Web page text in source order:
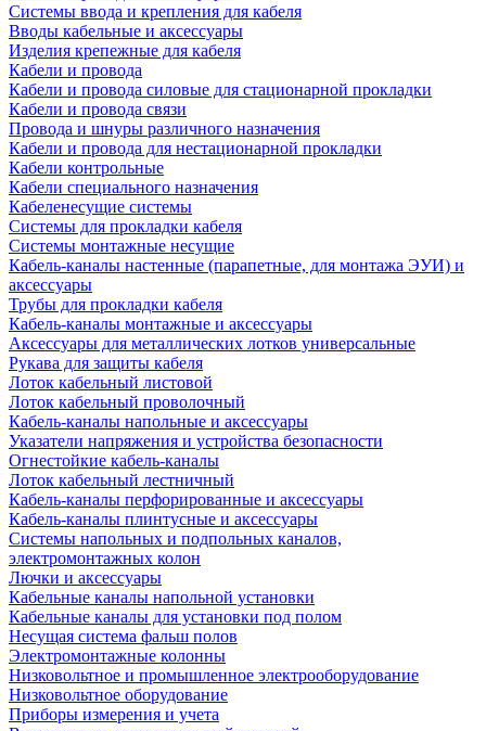
Системы ввода и крепления для кабеля
Вводы кабельные и аксессуары
Изделия крепежные для кабеля
Кабели и провода
Кабели и провода силовые для стационарной прокладки
Кабели и провода связи
Провода и шнуры различного назначения
Кабели и провода для нестационарной прокладки
Кабели контрольные
Кабели специального назначения
Кабеленесущие системы
Системы для прокладки кабеля
Системы монтажные несущие
Кабель-каналы настенные (парапетные, для монтажа ЭУИ) и
аксессуары
Трубы для прокладки кабеля
Кабель-каналы монтажные и аксессуары
Аксессуары для металлических лотков универсальные
Рукава для защиты кабеля
Лоток кабельный листовой
Лоток кабельный проволочный
Кабель-каналы напольные и аксессуары
Указатели напряжения и устройства безопасности
Огнестойкие кабель-каналы
Лоток кабельный лестничный
Кабель-каналы перфорированные и аксессуары
Кабель-каналы плинтусные и аксессуары
Системы напольных и подпольных каналов,
электромонтажных колон
Лючки и аксессуары
Кабельные каналы напольной установки
Кабельные каналы для установки под полом
Несущая система фальш полов
Электромонтажные колонны
Низковольтное и промышленное электрооборудование
Низковольтное оборудование
Приборы измерения и учета